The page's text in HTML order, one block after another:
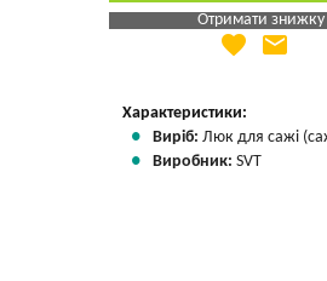
Отримати знижку
Яка Ваша ціна
favorite email
Характеристики:
Виріб: Люк для сажі
Виробник: SVT